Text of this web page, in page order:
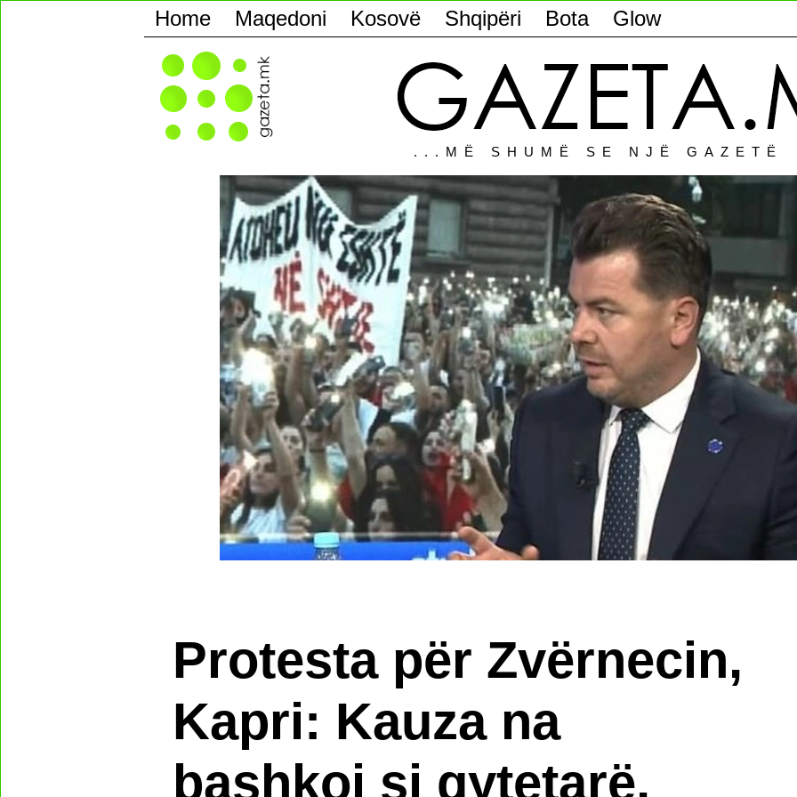
Home Maqedoni Kosovë Shqipëri Bota Glow
...MË SHUMË SE NJË GAZETË
Protesta për Zvërnecin,
Kapri: Kauza na
bashkoi si qytetarë,